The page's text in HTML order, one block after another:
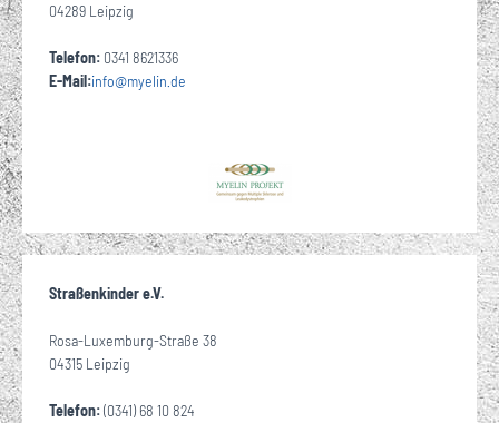
04289 Leipzig
Telefon: 0341 8621336
E-Mail:info@myelin·de
Straßenkinder e.V.
Rosa-Luxemburg-Straße 38
04315 Leipzig
Telefon:(0341) 68 10 824